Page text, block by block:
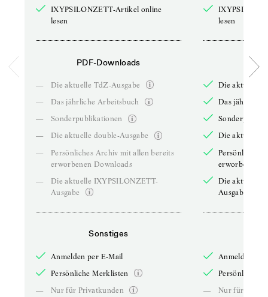
IXYPSILONZETT-Artikel online
lesen
PDF-Downloads
—
Die aktuelle TdZ-Ausgabe
—
Das jährliche Arbeitsbuch
—
Sonderpublikationen
—
Die aktuelle double-Ausgabe
—
Persönliches Archiv mit allen bereits
erworbenen Downloads
—
Die aktuelle IXYPSILONZETT-
Ausgabe
Sonstiges
Anmelden per E-Mail
Persönliche Merklisten
—
Nur für Privatkunden
lesen
Die aktuelle
Das jährliche
Die aktuelle
Persönliches
erworbenen
Die aktuelle
Ausgabe
Anmelden
Persönliche
—
Nur für